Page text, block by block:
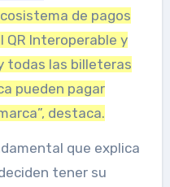
de pagos
QR Interoperable y
todas las billeteras
pueden pagar
destaca.
que explica
tener su